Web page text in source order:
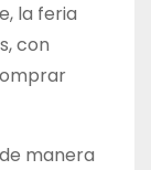
la feria
con
manera